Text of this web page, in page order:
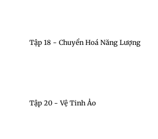
Tập 18 - Chuyển Hoá Năng Lượng
Tập 20 - Vệ Tinh Ảo